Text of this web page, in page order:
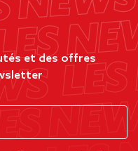
et des offres